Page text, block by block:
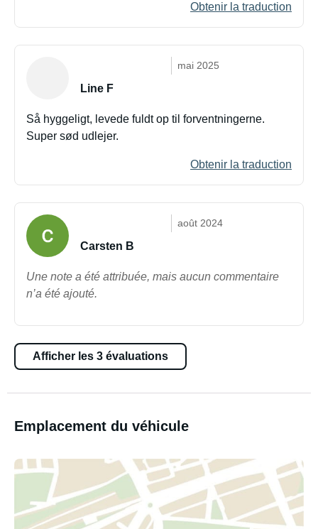
Obtenir la traduction
mai 2025
Line F
Så hyggeligt, levede fuldt op til forventningerne.
Super sød udlejer.
Obtenir la traduction
août 2024
Carsten B
Une note a été attribuée, mais aucun commentaire
n’a été ajouté.
Afficher les 3 évaluations
Emplacement du véhicule